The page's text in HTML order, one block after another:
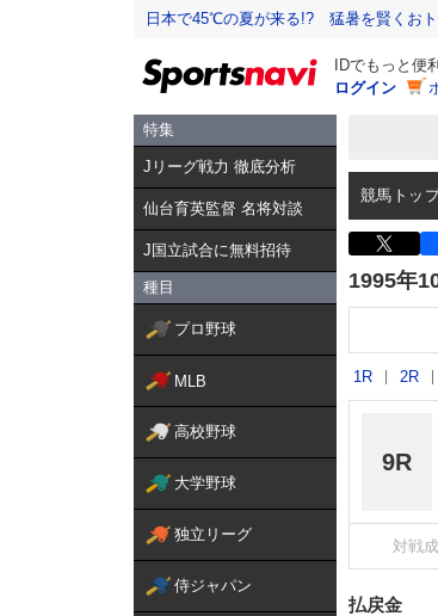
日本で45℃の夏が来る!? 猛暑を賢くおト
IDでもっと便
ログイン
特集
Jリーグ戦力 徹底分析
仙台育英監督 名将対談
J国立試合に無料招待
種目
プロ野球
MLB
高校野球
大学野球
独立リーグ
侍ジャパン
競馬トッ
1995年
1R 2R
9R
対戦
払戻金